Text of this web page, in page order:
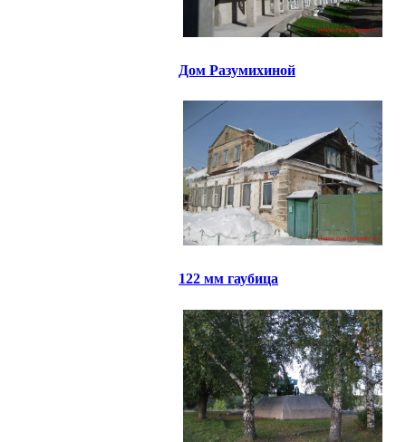
Дом Разумихиной
122 мм гаубица